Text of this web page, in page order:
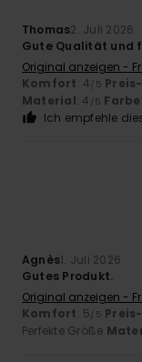
Thomas2. Juli 2026
Gute Qualität und
Original anzeigen -
Komfort: 4/5
Material: 4 /5 Farbe
Ich empfehle
Agnès1. Juli 2026
Gutes Produkt.
Original anzeigen -
Komfort: 5/5
Perfekte Größe